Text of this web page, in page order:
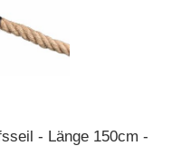
- Länge 150cm -